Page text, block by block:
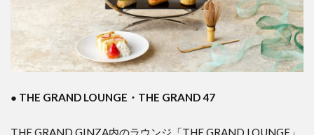
● THE GRAND LOUNGE・THE GRAND 47
THE GRAND GINZA内のラウンジ「THE GRAND LOUNGE」